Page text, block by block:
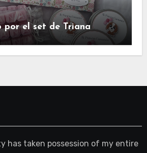
por el set de Triana
has taken possession of my entire